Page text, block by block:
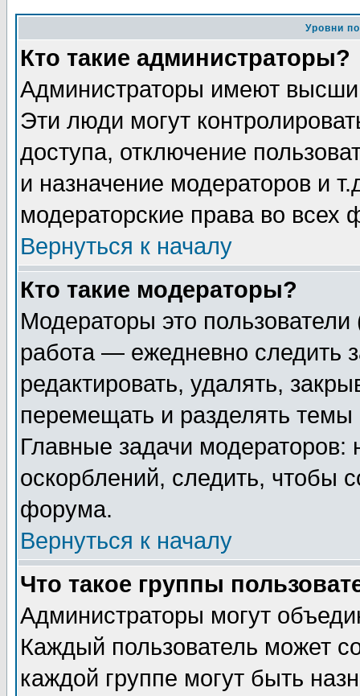
Уровни
Кто такие администраторы?
Администраторы имеют
Эти люди могут
доступа, отключение
и назначение модераторов и
модераторские права во всех
Вернуться к началу
Кто такие модераторы?
Модераторы это
работа — ежедневно следить
редактировать, удалять,
перемещать и разделять
Главные задачи
оскорблений, следить, чтобы
форума.
Вернуться к началу
Что такое группы
Администраторы могут
Каждый пользователь может
каждой группе могут быть